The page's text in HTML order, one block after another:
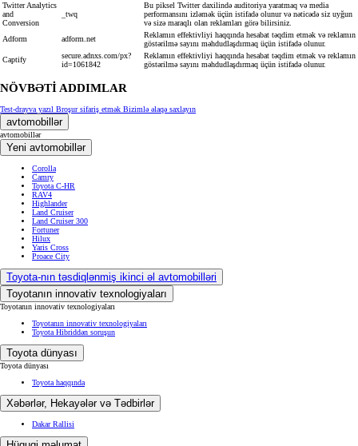
Twitter Analytics
аnd
Conversion
_twq
Bu piksel Twitter daxilində auditoriya yaratmaq və media
performansını izləmək üçün istifadə olunur və nəticədə siz uyğun
və sizə maraqlı olan reklamları görə bilirsiniz.
Adform
adform.net
Reklamın effektivliyi haqqında hesabat təqdim etmək və reklamın
göstərilmə sayını məhdudlaşdırmaq üçün istifadə olunur.
Captify
secure.adnxs.com/px?
id=1061842
Reklamın effektivliyi haqqında hesabat təqdim etmək və reklamın
göstərilmə sayını məhdudlaşdırmaq üçün istifadə olunur.
NÖVBƏTİ ADDIMLAR
Test-drayva yazıl Broşur sifariş etmək Bizimlə əlaqə saxlayın
avtomobillər
avtomobillər
Yeni avtomobillər
Corolla
Camry
Toyota C-HR
RAV4
Highlander
Land Cruiser
Land Cruiser 300
Fortuner
Hilux
Yaris Cross
Proace City
Toyota-nın təsdiqlənmiş ikinci əl avtomobilləri
Toyotanın innovativ texnologiyaları
Toyotanın innovativ texnologiyaları
Toyotanın innovativ texnologiyaları
Toyota Hibriddən soruşun
Toyota dünyası
Toyota dünyası
Toyota haqqında
Xəbərlər, Hekayələr və Tədbirlər
Dakar Rallisi